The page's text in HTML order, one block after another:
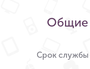
Общие
Срок службы